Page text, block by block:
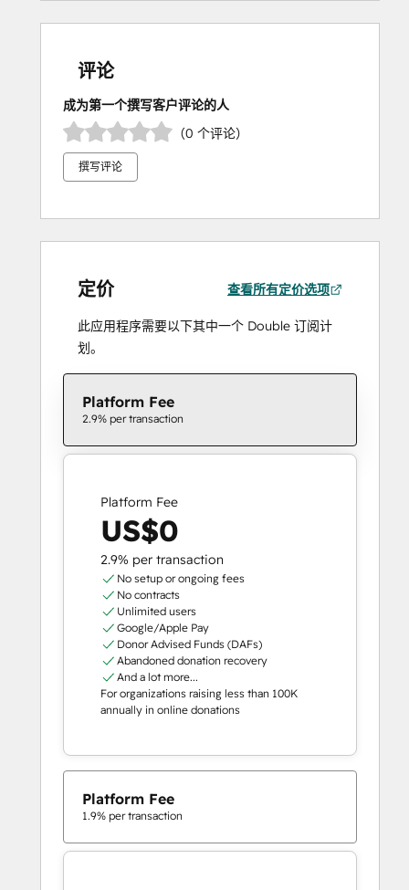
评论
成为第一个撰写客户评论的人
（0 个评论）
撰写评论
定价 查看所有定价选项
此应用程序需要以下其中一个 Double 订阅计
划。
Platform Fee
2.9% per transaction
Platform Fee
US$0
2.9% per transaction
No setup or ongoing fees
No contracts
Unlimited users
Google/Apple Pay
Donor Advised Funds (DAFs)
Abandoned donation recovery
And a lot more...
For organizations raising less than 100K
annually in online donations
Platform Fee
1.9% per transaction